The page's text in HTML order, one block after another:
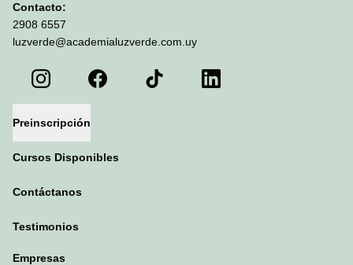
Contacto:
2908 6557
luzverde@academialuzverde.com.uy
Preinscripción
Cursos Disponibles
Contáctanos
Testimonios
Empresas